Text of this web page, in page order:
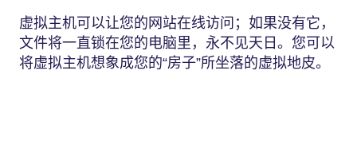
虚拟主机可以让您的网站在线访问；如果没有它，
文件将一直锁在您的电脑里，永不见天日。您可以
将虚拟主机想象成您的“房子”所坐落的虚拟地皮。